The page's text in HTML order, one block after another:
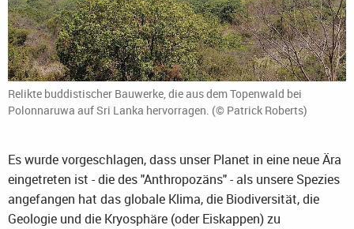
Relikte buddistischer Bauwerke, die aus dem Topenwald bei
Polonnaruwa auf Sri Lanka hervorragen. (© Patrick Roberts)
Es wurde vorgeschlagen, dass unser Planet in eine neue Ära
eingetreten ist - die des "Anthropozäns" - als unsere Spezies
angefangen hat das globale Klima, die Biodiversität, die
Geologie und die Kryosphäre (oder Eiskappen) zu